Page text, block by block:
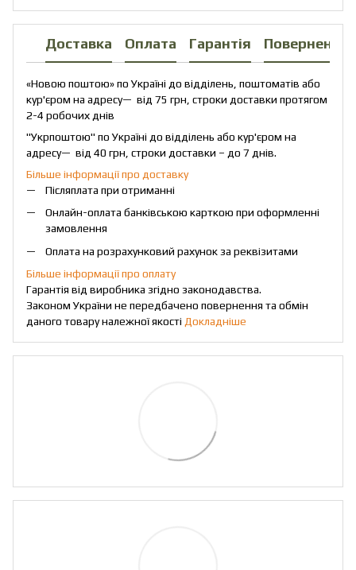
Доставка Оплата Гарантія Повернення
«Новою поштою» по Україні до відділень, поштоматів або
кур'єром на адресу— від 75 грн, строки доставки протягом
2-4 робочих днів
"Укрпоштою" по Україні до відділень або кур'єром на
адресу— від 40 грн, строки доставки – до 7 днів.
Більше інформації про доставку
Післяплата при отриманні
Онлайн-оплата банківською карткою при оформленні
замовлення
Оплата на розрахунковий рахунок за реквізитами
Більше інформації про оплату
Гарантія від виробника згідно законодавства.
Законом України не передбачено повернення та обмін
даного товару належної якості Докладніше